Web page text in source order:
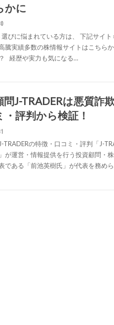
かに
びに悩まれている方は、 下記サイ
騰実績多数の株情報サイトはこちら
経歴や実力も気になる…
問J-TRADERは悪質詐
・評判から検証！
TRADERの特徴・口コミ・評判「J-
が運営・情報提供を行う投資顧問・
である「前池英樹氏」が代表を務め